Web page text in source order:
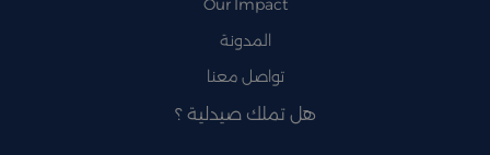
Our Impact
المدونة
تواصل معنا
هل تملك صيدلية ؟